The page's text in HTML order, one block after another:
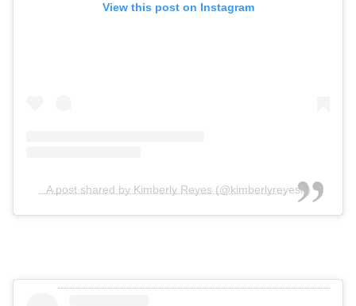
View this post on Instagram
A post shared by Kimberly Reyes (@kimberlyreyesh)